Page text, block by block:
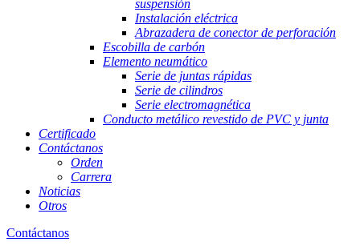
suspensión
Instalación eléctrica
Abrazadera de conector de perforación
Escobilla de carbón
Elemento neumático
Serie de juntas rápidas
Serie de cilindros
Serie electromagnética
Conducto metálico revestido de PVC y junta
Certificado
Contáctanos
Orden
Carrera
Noticias
Otros
Contáctanos